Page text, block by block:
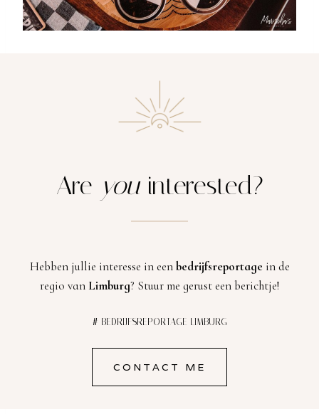
Are youinterested?
Hebben jullie interesse in eenbedrijfsreportage in de
regio van Limburg? Stuur me gerust een berichtje!
# BEDRIJFSREPORTAGE LIMBURG
CONTACT ME